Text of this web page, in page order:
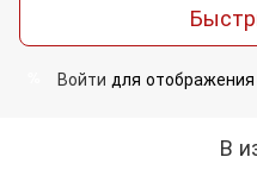
Войти для
В